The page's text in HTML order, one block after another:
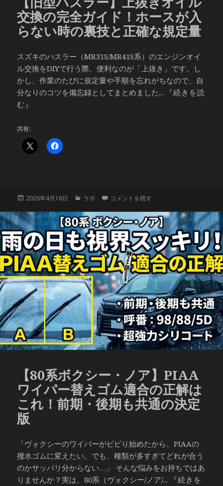
交換の完全ガイド！ホースが入
らない時の裏技と正確な規定量
スズキのハスラー（MR31S/MR41S系）のエンジンオイ
ル交換をDIYで行う際、便利なのが「上抜き」です。し
かし、作業のたびに規定量や手順を忘れがちなので、自
分なりのコツを備忘録としてまとめました...
『続きを読
む』
共有:
投
日:
2026年4月16日
カ
ゴ
リ
ー
ラボ 【旧型ハスラー】上抜きオイル交換の完
コメントを残す
【80系ボクシー・ノア】PIAA
ワイパー替えゴム適合の正解は
これ！前期・後期も共通の決定
版
「ヴォクシーのワイパーがビビり始めたから、PIAAの
撥水ゴムに変えたい。でも、種類が多すぎてどれが合う
のかサッパリ分からない…」 そんな悩みをお持ちではあ
りませんか？実は、80系（ヴォクシー/ノア/...
『続きを